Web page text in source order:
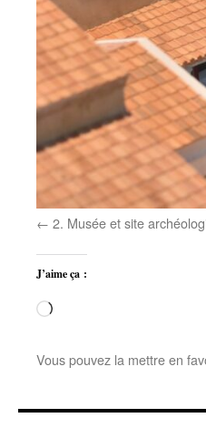
2. Musée et site
J’aime ça :
Chargement…
Vous pouvez la mettre en